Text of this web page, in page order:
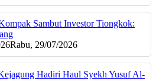
Sambut Investor Tiongkok:
Rabu, 29/07/2026
Hadiri Haul Syekh Yusuf Al-